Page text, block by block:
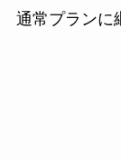
通常プランに